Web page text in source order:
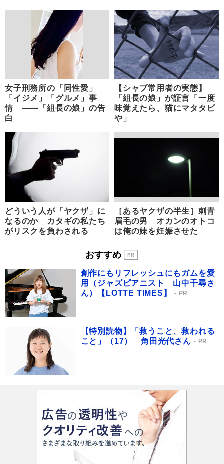
女子刑務所の「同性愛」
「イジメ」「グルメ」事
情 ――「組長の娘」の告
白
【シャブ常用者の実態】
「組長の娘」が証言「一度
味覚えたら、猫にマタタビ
や」
どういう人が「ヤクザ」に
なるのか カタギの私たち
がリスクを負わされる
［あるヤクザの半生］刺青
眉毛の男 オカンのオトコ
は俺の妹を妊娠させた
おすすめ
創作にもリフレッシュにもガムを愛
用（ジャズピアニスト 山中千尋さ
ん）【LOTTE TIMES】
PR
【特別読物】「救うこと、救われる
こと」（17） 角田光代さん
PR